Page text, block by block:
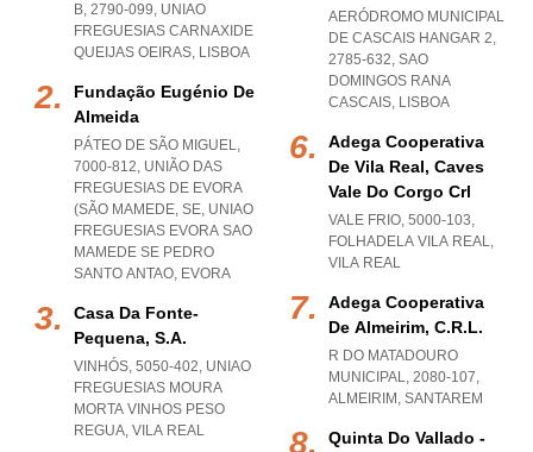
B, 2790-099, UNIAO
FREGUESIAS CARNAXIDE
QUEIJAS OEIRAS, LISBOA
Fundação Eugénio De
Almeida
PÁTEO DE SÃO MIGUEL,
7000-812, UNIÃO DAS
FREGUESIAS DE EVORA
(SÃO MAMEDE, SE, UNIAO
FREGUESIAS EVORA SAO
MAMEDE SE PEDRO
SANTO ANTAO, EVORA
Casa Da Fonte-
Pequena, S.a.
VINHÓS, 5050-402, UNIAO
FREGUESIAS MOURA
MORTA VINHOS PESO
REGUA, VILA REAL
AERÓDROMO MUNICIPAL
DE CASCAIS HANGAR 2,
2785-632, SAO
DOMINGOS RANA
CASCAIS, LISBOA
Adega Cooperativa
De Vila Real, Caves
Vale Do Corgo Crl
VALE FRIO, 5000-103,
FOLHADELA VILA REAL,
VILA REAL
Adega Cooperativa
De Almeirim, C.r.l.
R DO MATADOURO
MUNICIPAL, 2080-107,
ALMEIRIM , SANTAREM
Quinta Do Vallado -